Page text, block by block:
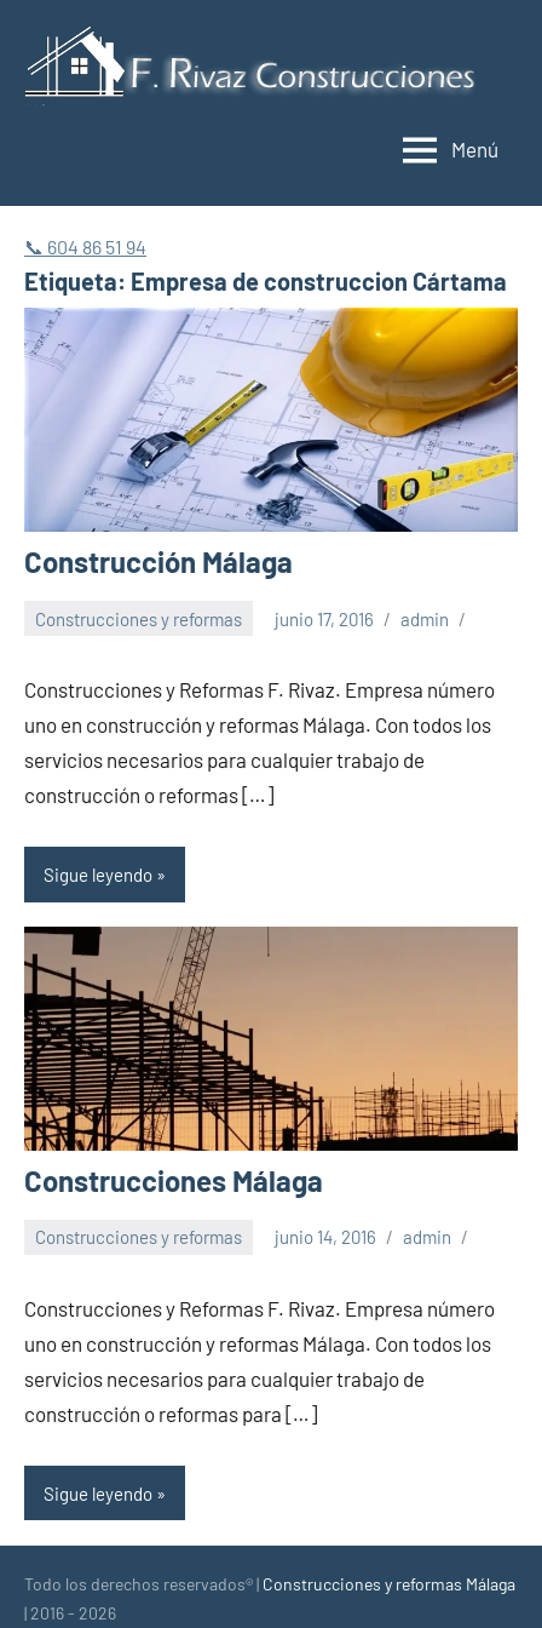
contenido
Menú
📞 604 86 51 94
Etiqueta: Empresa de construccion Cártama
Construcción Málaga
Construcciones y reformas junio 17, 2016 admin
Construcciones y Reformas F. Rivaz. Empresa número
uno en construcción y reformas Málaga. Con todos los
servicios necesarios para cualquier trabajo de
construcción o reformas […]
Sigue leyendo
Construcciones Málaga
Construcciones y reformas junio 14, 2016 admin
Construcciones y Reformas F. Rivaz. Empresa número
uno en construcción y reformas Málaga. Con todos los
servicios necesarios para cualquier trabajo de
construcción o reformas para […]
Sigue leyendo
Todo los derechos reservados® | Construcciones y reformas Málaga
| 2016 - 2026